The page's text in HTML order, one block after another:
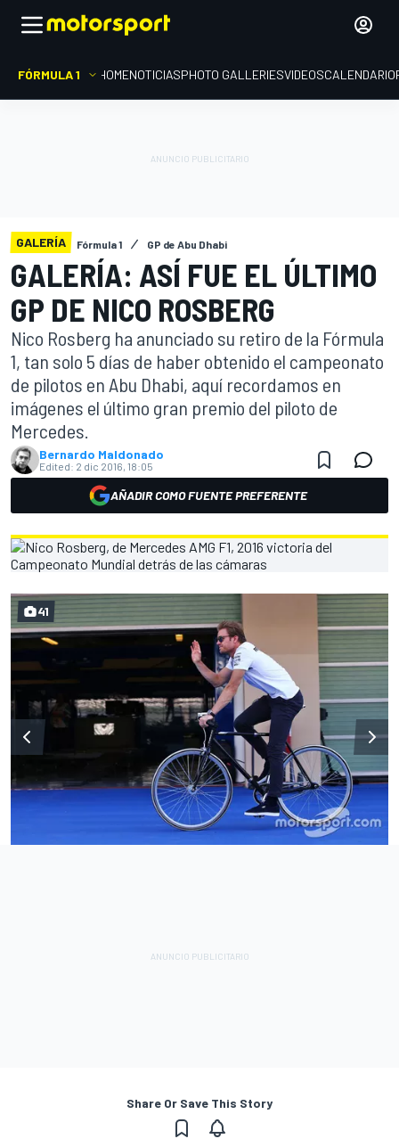
FÓRMULA 1 HOMENOTICIASPHOTO GALLERIESVIDEOSCALENDARIO
GALERÍA Fórmula 1 GP de Abu Dhabi
GALERÍA: ASÍ FUE EL ÚLTIMO
GP DE NICO ROSBERG
Nico Rosberg ha anunciado su retiro de la Fórmula
1, tan solo 5 días de haber obtenido el campeonato
de pilotos en Abu Dhabi, aquí recordamos en
imágenes el último gran premio del piloto de
Mercedes.
Bernardo Maldonado
Edited: 2 dic 2016, 18:05
AÑADIR COMO FUENTE PREFERENTE
41
Share Or Save This Story